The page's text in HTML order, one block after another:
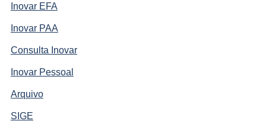
Inovar EFA
Inovar PAA
Consulta Inovar
Inovar Pessoal
Arquivo
SIGE